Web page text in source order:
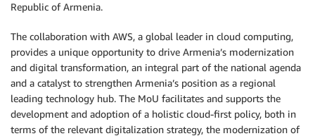
Republic of Armenia.
The collaboration with AWS, a global leader in cloud computing,
provides a unique opportunity to drive Armenia’s modernization
and digital transformation, an integral part of the national agenda
and a catalyst to strengthen Armenia’s position as a regional
leading technology hub. The MoU facilitates and supports the
development and adoption of a holistic cloud-first policy, both in
terms of the relevant digitalization strategy, the modernization of